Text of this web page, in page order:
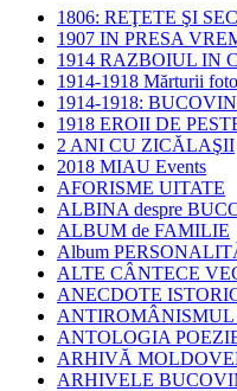
1806: REŢETE ŞI
1907 IN PRESA
1914 RAZBOIUL IN
1914-1918 Mărturii
1914-1918:
1918 EROII DE
2 ANI CU ZICĂLAŞII
2018 MIAU Events
AFORISME UITATE
ALBINA despre
ALBUM de FAMILIE
Album
ALTE CÂNTECE
ANECDOTE
ANTIROMÂNISMUL
ANTOLOGIA
ARHIVĂ
ARHIVELE